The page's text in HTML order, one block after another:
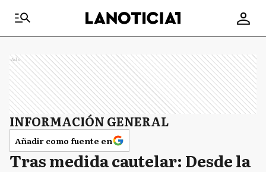
Ads
INFORMACIÓN GENERAL
Añadir como fuente en
Tras medida cautelar: Desde la